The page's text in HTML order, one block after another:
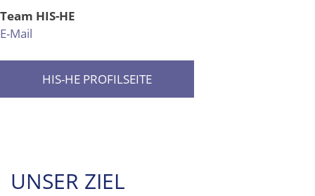
Team HIS-HE
E-Mail
HIS-HE PROFILSEITE
UNSER ZIEL